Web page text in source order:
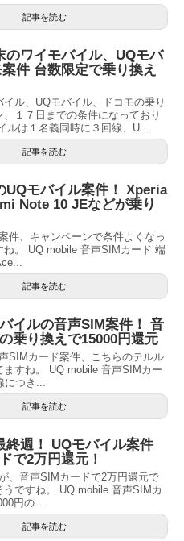
記事を読む
のワイモバイル、UQモバ
件 台数限定で乗り換え
ル、UQモバイル、ドコモの乗り
１７日までの条件になっており
ルは１名義同時に３回線、U...
記事を読む
UQモバイル案件！ Xperia
Note 10 JEなどが乗り
件、キャンペーンで条件よくなっ
ね。 UQ mobile 音声SIMカード 端
記事を読む
イルの音声SIM案件！ 音
乗り換えで15000円還元
SIMカード案件、こちらのテルル
ますね。 UQ mobile 音声SIMカー
につき...
記事を読む
終週！ UQモバイル案件
で2万円還元！
、音声SIMカードで2万円還元で
うですね。 UQ mobile 音声SIMカ
円の...
記事を読む